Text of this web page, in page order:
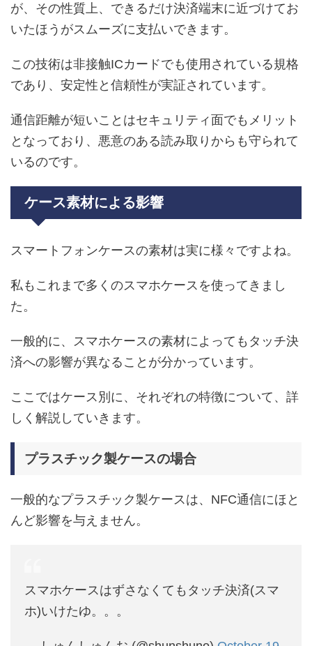
が、その性質上、できるだけ決済端末に近づけてお
いたほうがスムーズに支払いできます。
この技術は非接触ICカードでも使用されている規格
であり、安定性と信頼性が実証されています。
通信距離が短いことはセキュリティ面でもメリット
となっており、悪意のある読み取りからも守られて
いるのです。
ケース素材による影響
スマートフォンケースの素材は実に様々ですよね。
私もこれまで多くのスマホケースを使ってきまし
た。
一般的に、スマホケースの素材によってもタッチ決
済への影響が異なることが分かっています。
ここではケース別に、それぞれの特徴について、詳
しく解説していきます。
プラスチック製ケースの場合
一般的なプラスチック製ケースは、NFC通信にほと
んど影響を与えません。
スマホケースはずさなくてもタッチ決済(スマ
ホ)いけたゆ。。。